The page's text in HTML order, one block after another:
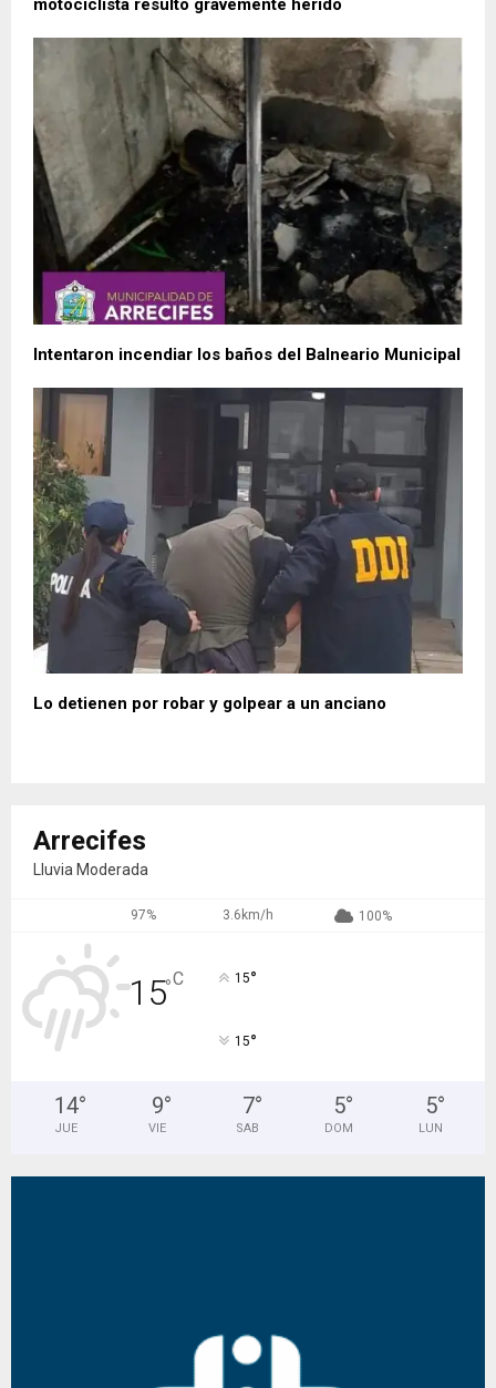
motociclista resultó gravemente herido
Intentaron incendiar los baños del Balneario Municipal
Lo detienen por robar y golpear a un anciano
Arrecifes
Lluvia Moderada
97% 3.6km/h 100%
15°C 15°
15°
14°
JUE
9°
VIE
7°
SAB
5°
DOM
5°
LUN